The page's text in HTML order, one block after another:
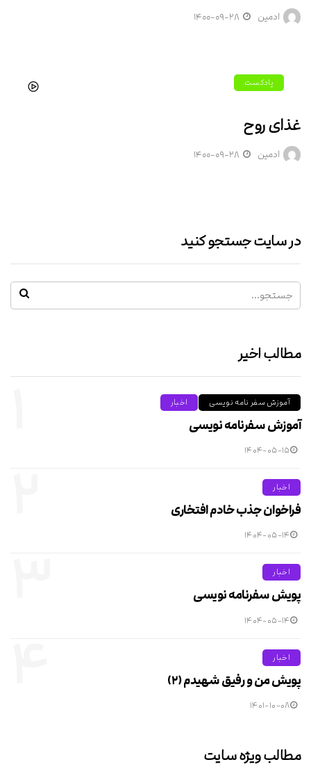
ادمین ۱۴۰۰-۰۹-۲۸
پادکست
غذای روح
ادمین ۱۴۰۰-۰۹-۲۸
در سایت جستجو کنید
مطالب اخیر
آموزش سفر نامه نویسی اخبار
آموزش سفرنامه نویسی
۱۴۰۴-۰۵-۱۵
اخبار
فراخوان جذب خادم افتخاری
۱۴۰۴-۰۵-۱۴
اخبار
پویش سفرنامه نویسی
۱۴۰۴-۰۵-۱۴
اخبار
پویش من و رفیق شهیدم (۲)
۱۴۰۱-۱۰-۰۸
مطالب ویژه سایت